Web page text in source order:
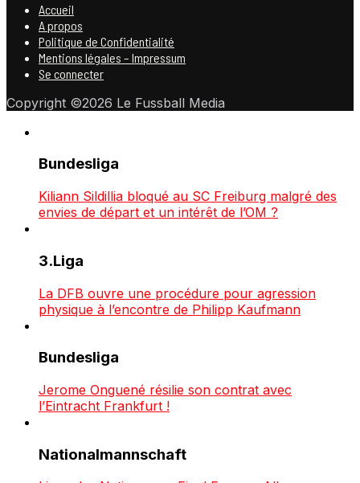
Accueil
A propos
Politique de Confidentialité
Mentions légales – Impressum
Se connecter
Copyright ©2026 Le Fussball Media
Bundesliga
Kiliann Sildillia bloqué au SC Freiburg malgré des
envies de départ et un intérêt de l’OM ?
3.Liga
La DFB ouvre une procédure pour agression
physique à l’encontre de Philipp Kaufmann
Bundesliga
Jerome Onguené résilie son contrat avec
l’Eintracht Frankfurt !
Nationalmannschaft